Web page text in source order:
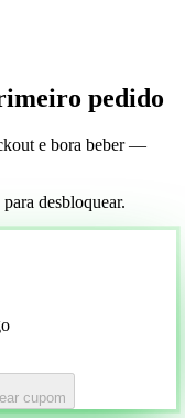
pedido
e bora beber —
desbloquear.
cupom